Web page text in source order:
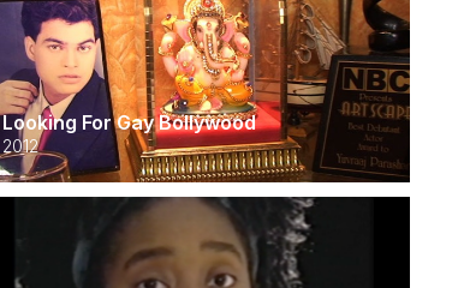
Looking For Gay Bollywood
2012